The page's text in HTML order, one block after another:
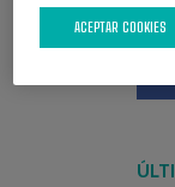
ACEPTAR COOKIES